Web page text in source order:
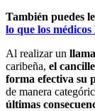
También puedes
lo que los
Al realizar un
caribeña, el
forma efectiva su
de manera
últimas